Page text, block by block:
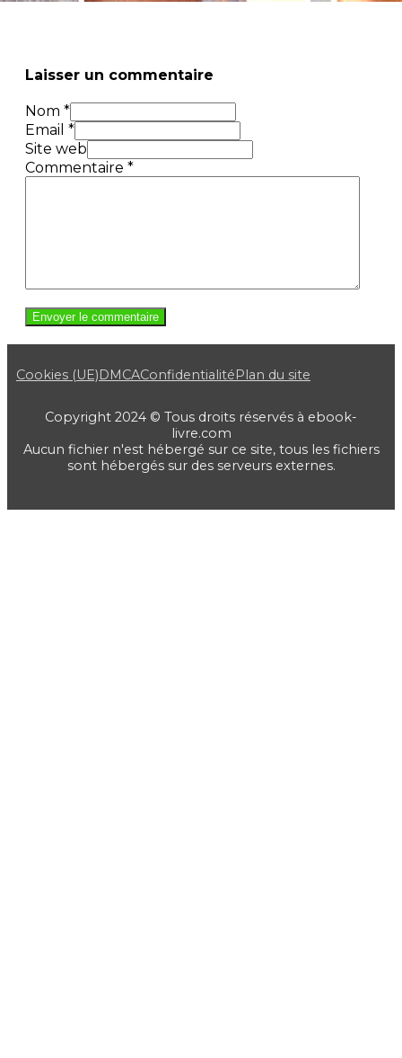
Laisser un commentaire
Nom *
Email *
Site web
Commentaire *
Cookies (UE)DMCAConfidentialitéPlan du site
Copyright 2024 © Tous droits réservés à ebook-
livre.com
Aucun fichier n'est hébergé sur ce site, tous les fichiers
sont hébergés sur des serveurs externes.